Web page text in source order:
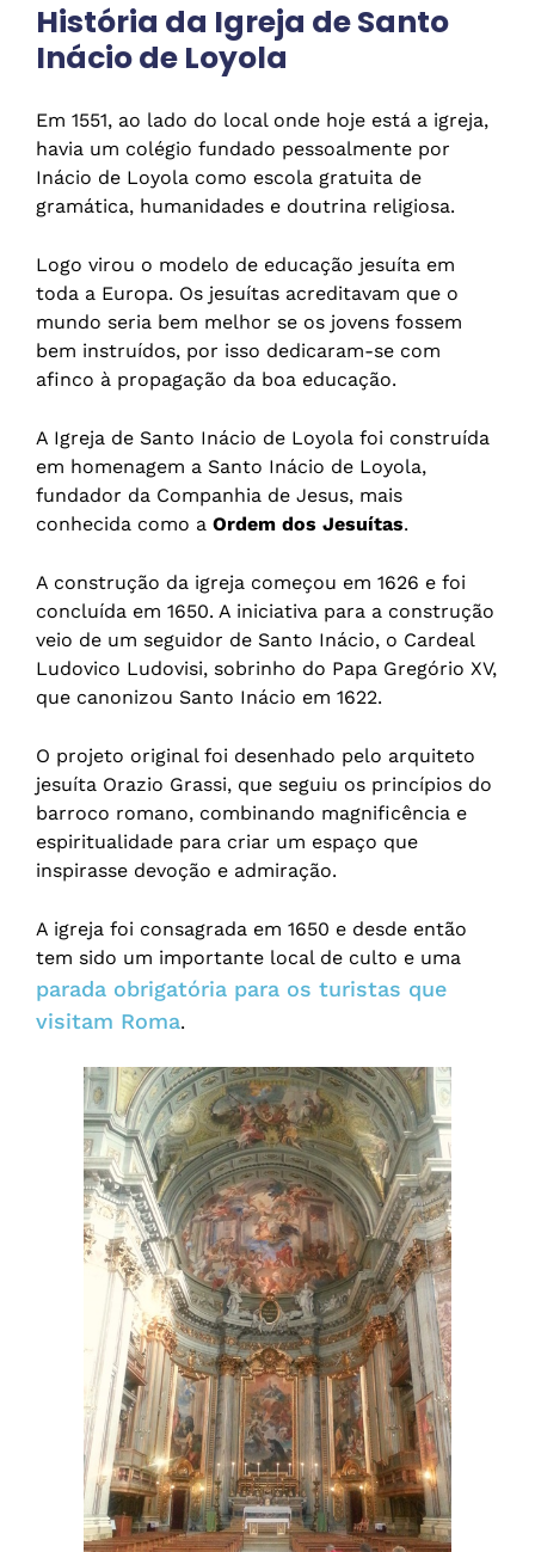
História da Igreja de Santo
Inácio de Loyola
Em 1551, ao lado do local onde hoje está a igreja,
havia um colégio fundado pessoalmente por
Inácio de Loyola como escola gratuita de
gramática, humanidades e doutrina religiosa.
Logo virou o modelo de educação jesuíta em
toda a Europa. Os jesuítas acreditavam que o
mundo seria bem melhor se os jovens fossem
bem instruídos, por isso dedicaram-se com
afinco à propagação da boa educação.
A Igreja de Santo Inácio de Loyola foi construída
em homenagem a Santo Inácio de Loyola,
fundador da Companhia de Jesus, mais
conhecida como a Ordem dos Jesuítas.
A construção da igreja começou em 1626 e foi
concluída em 1650. A iniciativa para a construção
veio de um seguidor de Santo Inácio, o Cardeal
Ludovico Ludovisi, sobrinho do Papa Gregório XV,
que canonizou Santo Inácio em 1622.
O projeto original foi desenhado pelo arquiteto
jesuíta Orazio Grassi, que seguiu os princípios do
barroco romano, combinando magnificência e
espiritualidade para criar um espaço que
inspirasse devoção e admiração.
A igreja foi consagrada em 1650 e desde então
tem sido um importante local de culto e uma
parada obrigatória para os turistas que
visitam Roma.